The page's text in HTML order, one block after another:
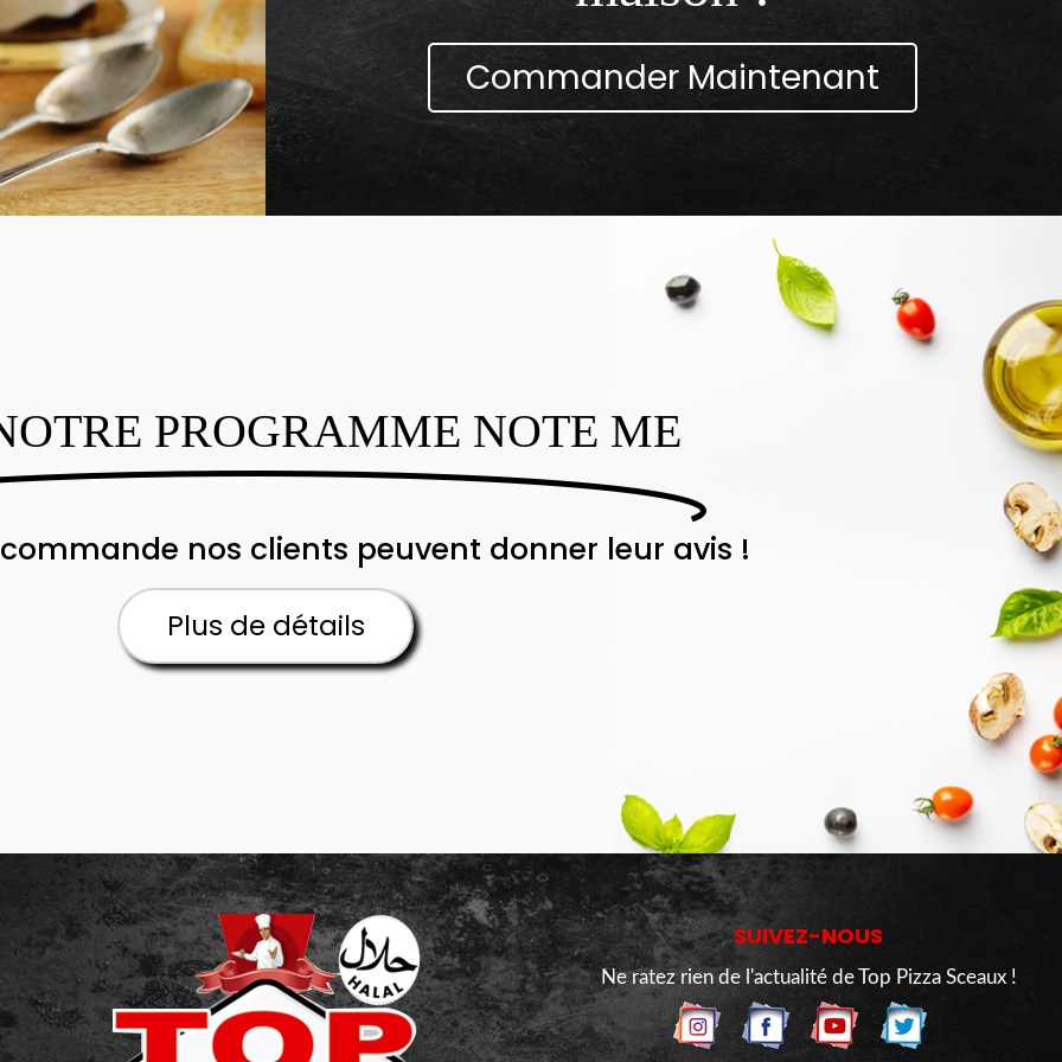
Commander Maintenant
PROGRAMME NOTE ME
nos clients peuvent donner leur avis !
Plus de détails
SUIVEZ-NOUS
Ne ratez rien de l'actualité de Top Pizza Sceaux !